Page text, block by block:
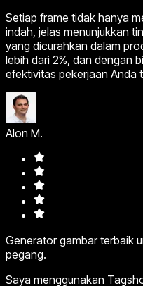
Setiap frame tidak hanya
indah, jelas menunjukkan
yang dicurahkan dalam
lebih dari 2%, dan dengan
efektivitas pekerjaan Anda
Alon M.
Generator gambar terbaik
pegang.
Saya menggunakan